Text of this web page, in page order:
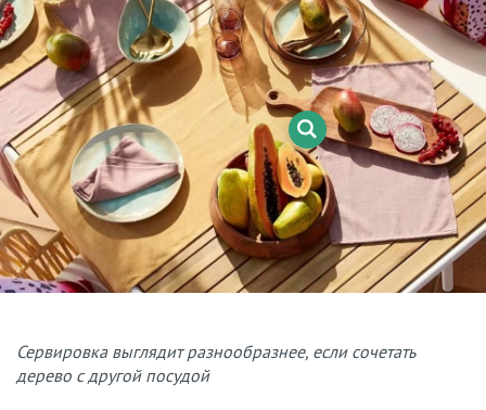
Сервировка выглядит разнообразнее, если сочетать
дерево с другой посудой